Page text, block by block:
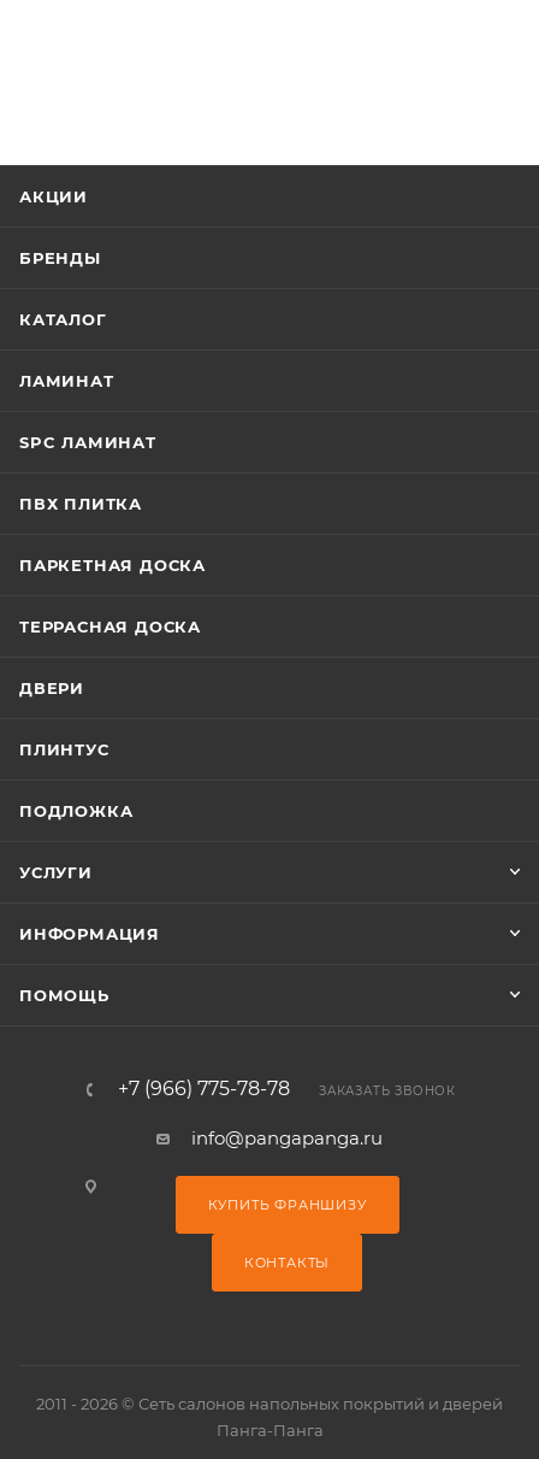
АКЦИИ
БРЕНДЫ
КАТАЛОГ
ЛАМИНАТ
SPC ЛАМИНАТ
ПВХ ПЛИТКА
ПАРКЕТНАЯ ДОСКА
ТЕРРАСНАЯ ДОСКА
ДВЕРИ
ПЛИНТУС
ПОДЛОЖКА
УСЛУГИ
ИНФОРМАЦИЯ
ПОМОЩЬ
+7 (966) 775-78-78 ЗАКАЗАТЬ ЗВОНОК
info@pangapanga.ru
КУПИТЬ ФРАНШИЗУ
КОНТАКТЫ
2011 - 2026 © Сеть салонов напольных покрытий и дверей
Панга-Панга